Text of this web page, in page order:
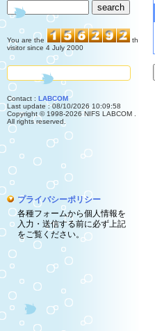
You are the
th
visitor since 4 July 2000
Contact : LABCOM
Last update : 08/10/2026 10:09:58
Copyright © 1998-2026 NIFS LABCOM .
All rights reserved.
プライバシーポリシー
各種フォームから個人情報を
入力・送信する前に必ず上記
をご覧ください。